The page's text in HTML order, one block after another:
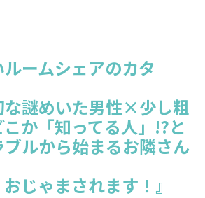
ームシェアのカタ
な謎めいた男性×少し粗
か「知ってる人」!?と
ルから始まるお隣さん
おじゃまされます！』